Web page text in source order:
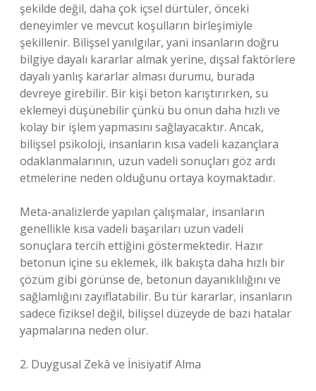
şekilde değil, daha çok içsel dürtüler, önceki
deneyimler ve mevcut koşulların birleşimiyle
şekillenir. Bilişsel yanılgılar, yani insanların doğru
bilgiye dayalı kararlar almak yerine, dışsal faktörlere
dayalı yanlış kararlar alması durumu, burada
devreye girebilir. Bir kişi beton karıştırırken, su
eklemeyi düşünebilir çünkü bu onun daha hızlı ve
kolay bir işlem yapmasını sağlayacaktır. Ancak,
bilişsel psikoloji, insanların kısa vadeli kazançlara
odaklanmalarının, uzun vadeli sonuçları göz ardı
etmelerine neden olduğunu ortaya koymaktadır.
Meta-analizlerde yapılan çalışmalar, insanların
genellikle kısa vadeli başarıları uzun vadeli
sonuçlara tercih ettiğini göstermektedir. Hazır
betonun içine su eklemek, ilk bakışta daha hızlı bir
çözüm gibi görünse de, betonun dayanıklılığını ve
sağlamlığını zayıflatabilir. Bu tür kararlar, insanların
sadece fiziksel değil, bilişsel düzeyde de bazı hatalar
yapmalarına neden olur.
2. Duygusal Zekâ ve İnisiyatif Alma